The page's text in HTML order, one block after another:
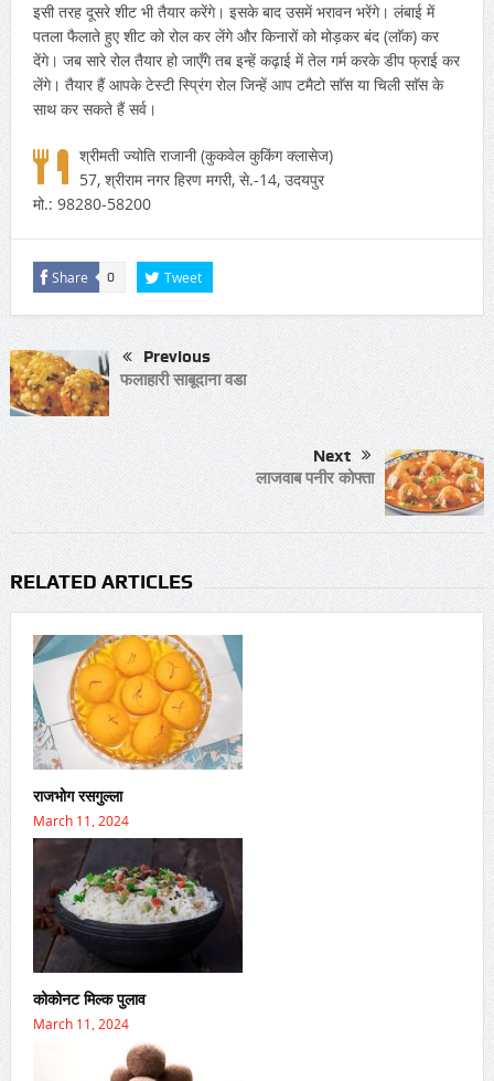
इसी तरह दूसरे शीट भी तैयार करेंगे। इसके बाद उसमें भरावन भरेंगे। लंबाई में
पतला फैलाते हुए शीट को रोल कर लेंगे और किनारों को मोड़कर बंद (लाॅक) कर
देंगे। जब सारे रोल तैयार हो जाएँगे तब इन्हें कढ़ाई में तेल गर्म करके डीप फ्राई कर
लेंगे। तैयार हैं आपके टेस्टी स्प्रिंग रोल जिन्हें आप टमैटो साॅस या चिली साॅस के
साथ कर सकते हैं सर्व।
श्रीमती ज्योति राजानी(कुकवेल कुकिंग क्लासेज)
57, श्रीराम नगर हिरण मगरी, से.-14, उदयपुर
मो.: 98280-58200
Share 0 Tweet
Previous
फलाहारी साबूदाना वडा
Next
लाजवाब पनीर कोफ्ता
RELATED ARTICLES
राजभोग रसगुल्ला
March 11, 2024
कोकोनट मिल्क पुलाव
March 11, 2024